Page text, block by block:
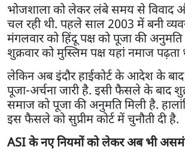
भोजशाला को लेकर लंबे समय से विवाद और
चल रही थी. पहले साल 2003 में बनी
मंगलवार को हिंदू पक्ष को पूजा की
शुक्रवार को मुस्लिम पक्ष यहां नमाज पढ़ता
लेकिन अब इंदौर हाईकोर्ट के आदेश के बाद
पूजा-अर्चना जारी है. इसी फैसले के बाद
समाज को पूजा की अनुमति मिली है.
इस फैसले को सुप्रीम कोर्ट में चुनौती दी है.
ASI के नए नियमों को लेकर अब भी